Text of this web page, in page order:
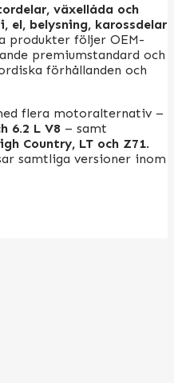
växellåda och
el, belysning, karossdelar
produkter följer OEM-
premiumstandard och
förhållanden och
flera motoralternativ –
6.2 L V8 – samt
Country, LT och Z71.
samtliga versioner inom